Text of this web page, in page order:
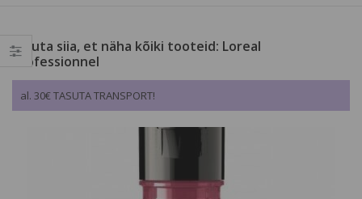
Vajuta siia, et näha kõiki tooteid: Loreal
Professionnel
al. 30€ TASUTA TRANSPORT!